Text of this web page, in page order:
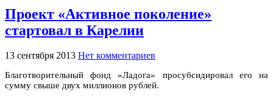
Проект «Активное поколение»
стартовал в Карелии
13 сентября 2013 Нет комментариев
Благотворительный фонд «Ладога» просубсидировал его на
сумму свыше двух миллионов рублей.